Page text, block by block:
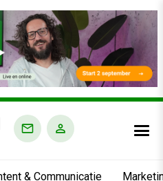
& Communicatie